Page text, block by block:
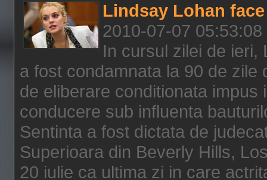
Lindsay Lohan
2010-07-07 05:53:08
In cursul zilei de ieri,
a fost condamnata la 90 de
de eliberare conditionata
conducere sub influenta
Sentinta a fost dictata de
Superioara din Beverly Hills,
20 iulie ca ultima zi in care